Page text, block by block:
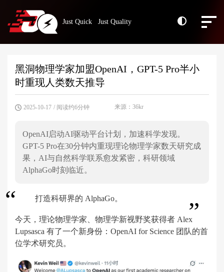
Just Quick Just Quality
黑洞物理学家加盟OpenAI，GPT-5 Pro半小
时重现人类数天推导
2025-10-17 / 阅读约6分钟 来源：36kr
OpenAI启动AI驱动平台计划，加速科学发现。
GPT-5 Pro在30分钟内重现理论物理学家数天研究成
果，AI与自然科学联系愈发紧密，科研领域
AlphaGo时刻临近。
打造科研界的 AlphaGo。
今天，理论物理学家、物理学新视野奖获得者 Alex
Lupsasca 有了一个新身份：OpenAI for Science 团队的首
位学术研究员。